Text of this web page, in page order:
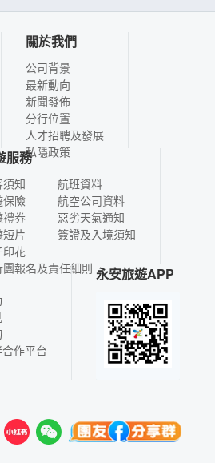
關於我們
公司背景
最新動向
新聞發佈
分行位置
人才招聘及發展
私隱政策
服務
知
保險
禮券
片
印花
航班資料
航空公司資料
惡劣天氣通知
簽證及入境須知
團報名及責任細則
作平台
永安旅遊APP